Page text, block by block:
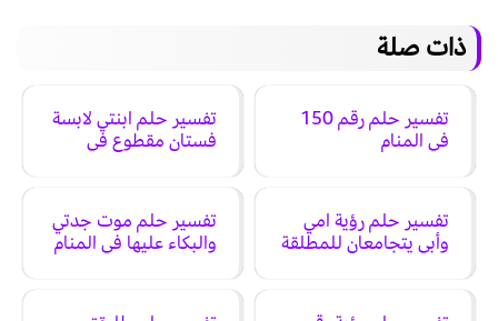
ذات صلة
تفسير حلم رقم 150
في المنام
تفسير حلم ابنتي لابسة
فستان مقطوع في
تفسير حلم رؤية امي
وأبي يتجامعان للمطلقة
تفسير حلم موت جدتي
والبكاء عليها في المنام